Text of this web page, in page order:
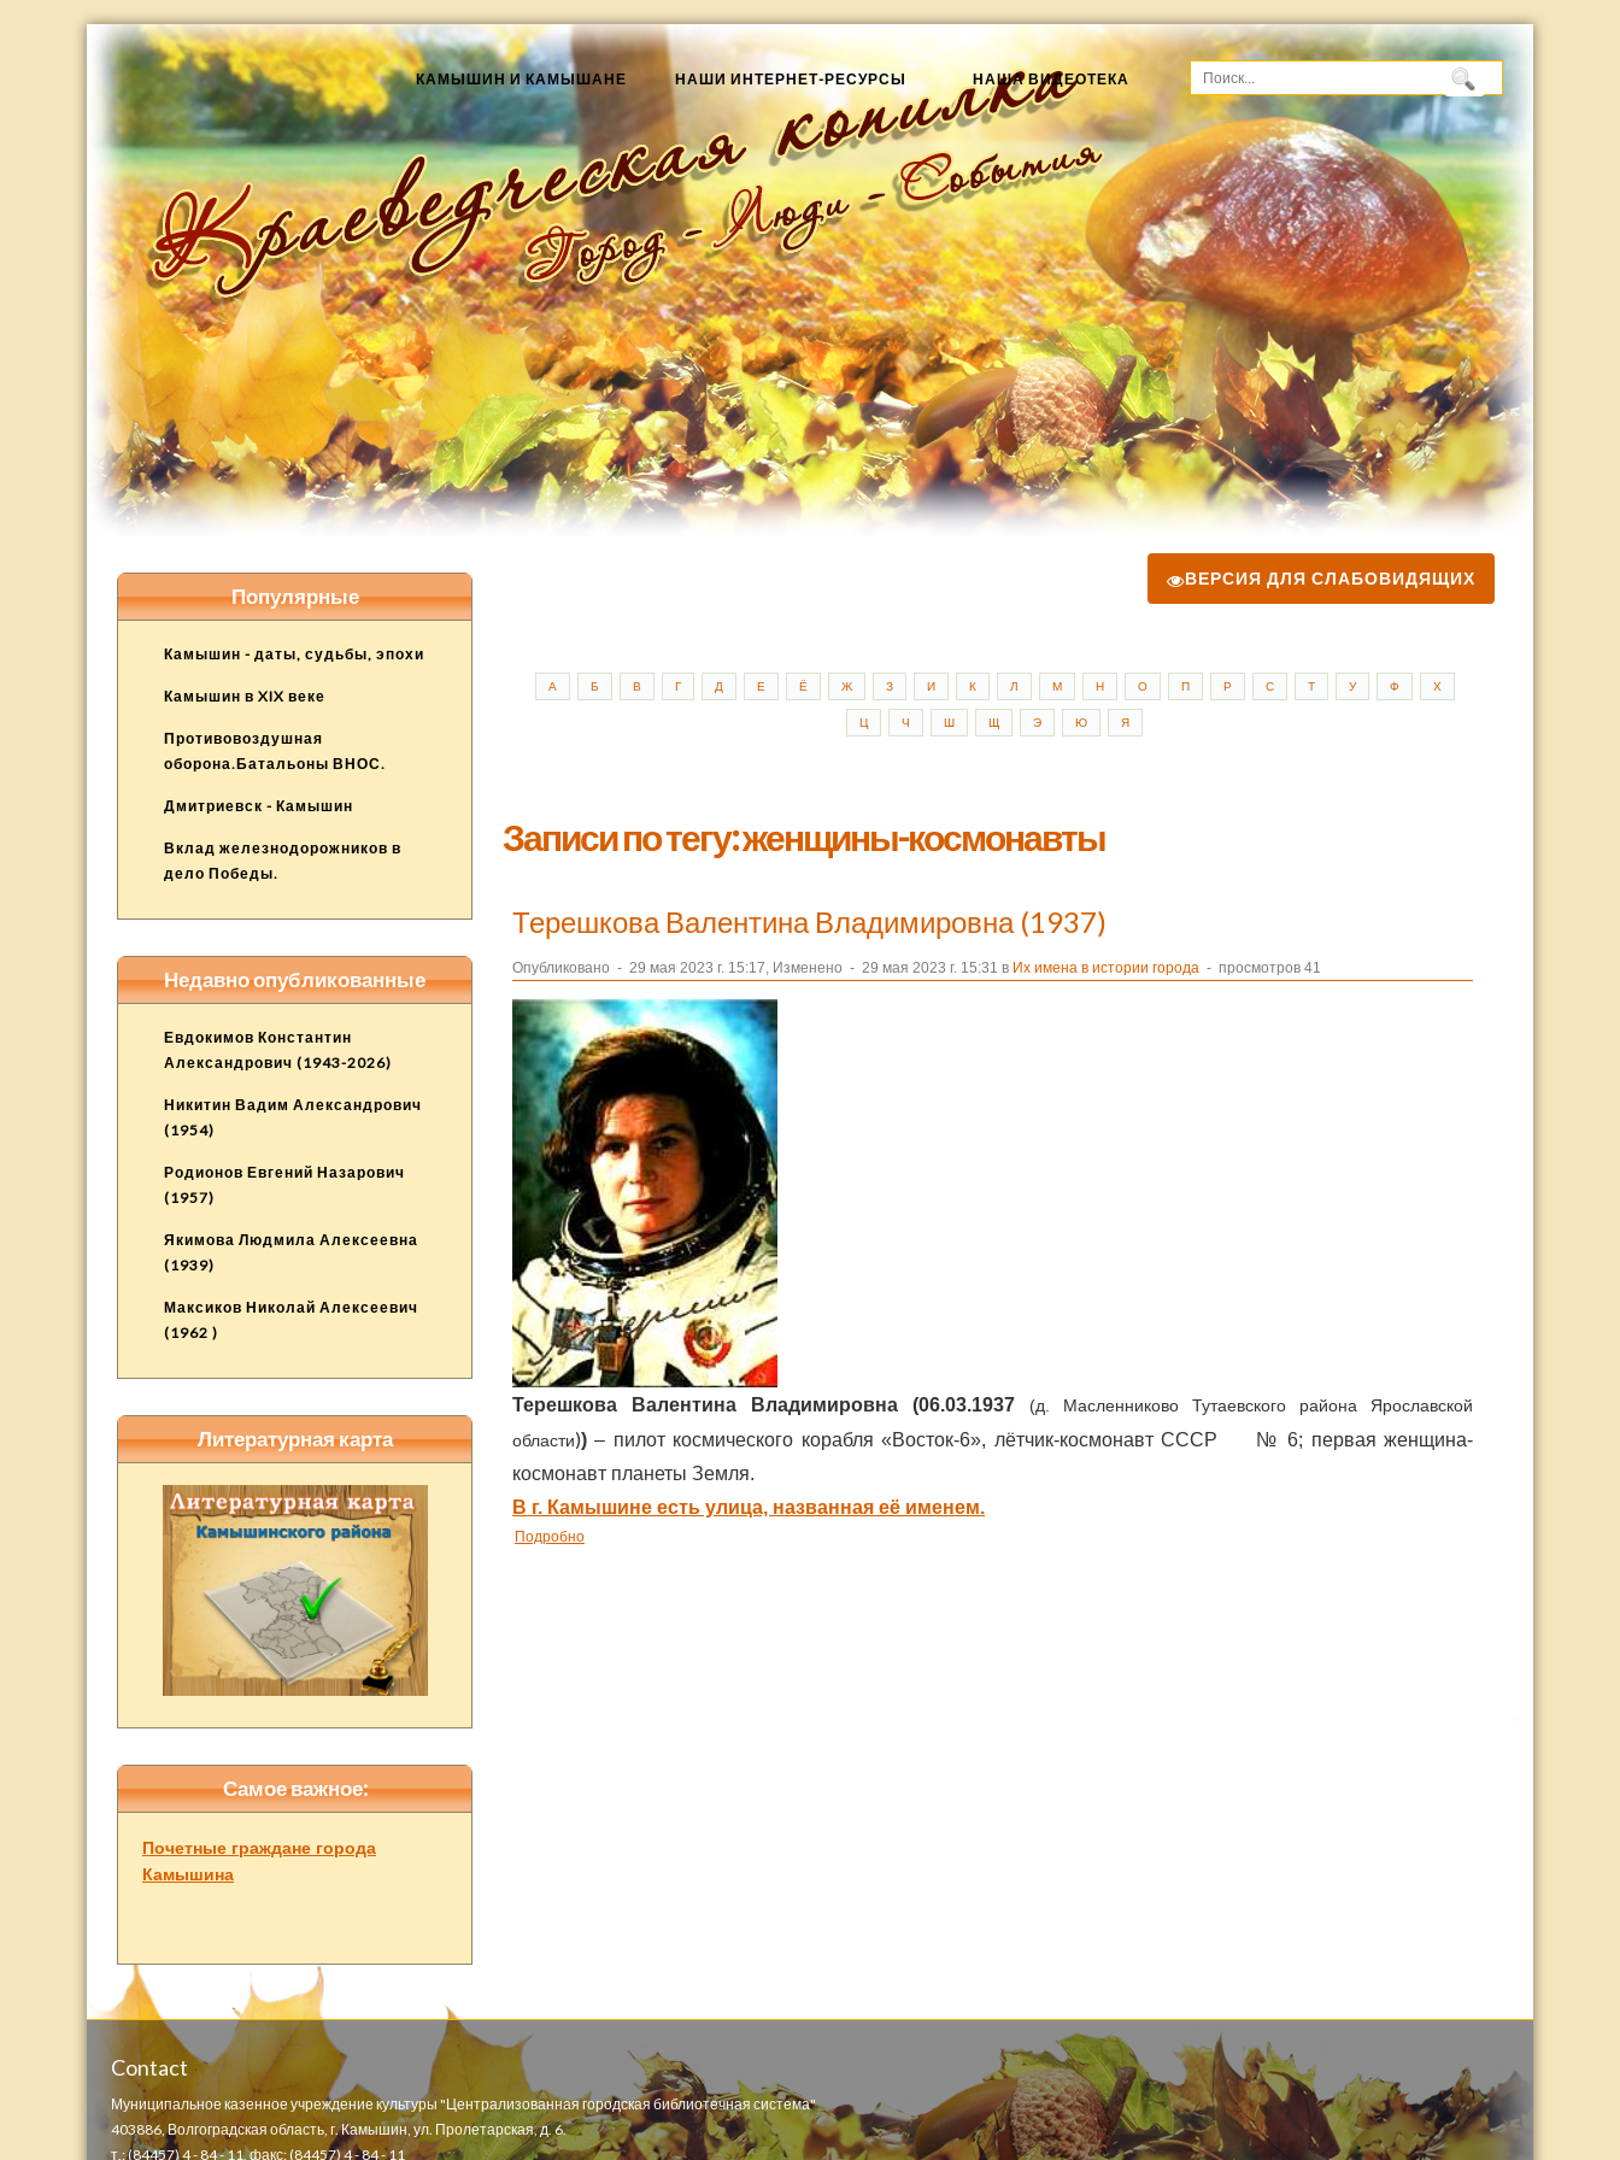
КАМЫШИН И КАМЫШАНЕ НАШИ ИНТЕРНЕТ-РЕСУРСЫ НАША ВИДЕОТЕКА
ВЕРСИЯ ДЛЯ СЛАБОВИДЯЩИХ
А Б В Г Д Е Ё Ж З И К Л М Н О П Р С Т У Ф Х
Ц Ч Ш Щ Э Ю Я
Записи по тегу: женщины-космонавты
Терешкова Валентина Владимировна (1937)
Опубликовано - 29 мая 2023 г. 15:17, Изменено - 29 мая 2023 г. 15:31 в Их имена в истории города - просмотров 41
Терешкова Валентина Владимировна (06.03.1937 (д.
Масленниково Тутаевского района Ярославской
области)) – пилот космического корабля «Восток-6», лётчик-космонавт СССР № 6; первая женщина-
космонавт планеты Земля.
В г. Камышине есть улица, названная её именем.
Подробно
Популярные
Камышин - даты, судьбы, эпохи
Камышин в XIX веке
Противовоздушная
оборона.Батальоны ВНОС.
Дмитриевск - Камышин
Вклад железнодорожников в
дело Победы.
Недавно опубликованные
Евдокимов Константин
Александрович (1943-2026)
Никитин Вадим Александрович
(1954)
Родионов Евгений Назарович
(1957)
Якимова Людмила Алексеевна
(1939)
Максиков Николай Алексеевич
(1962 )
Литературная карта
Самое важное:
Почетные граждане города
Камышина
Contact
Муниципальное казенное учреждение культуры "Централизованная городская библиотечная система"
403886, Волгоградская область, г. Камышин, ул. Пролетарская, д. 6.
т.: (84457) 4 - 84 - 11, факс: (84457) 4 - 84 - 11